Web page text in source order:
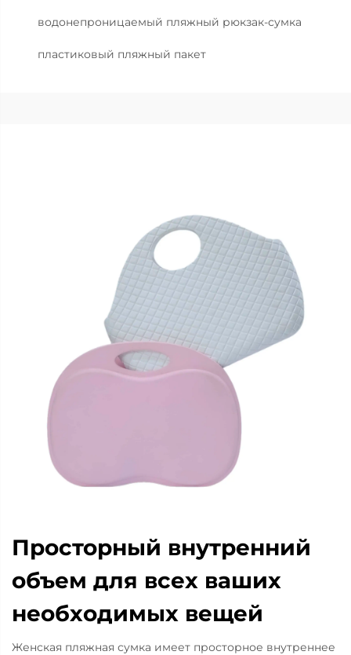
водонепроницаемый пляжный рюкзак-сумка
пластиковый пляжный пакет
Просторный внутренний
объем для всех ваших
необходимых вещей
Женская пляжная сумка имеет просторное внутреннее